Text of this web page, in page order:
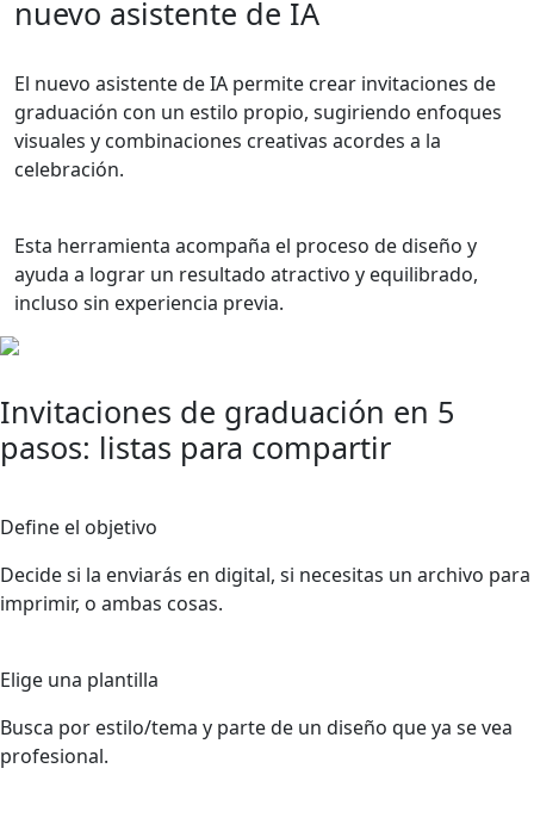
nuevo asistente de IA
El nuevo asistente de IA permite crear invitaciones de
graduación con un estilo propio, sugiriendo enfoques
visuales y combinaciones creativas acordes a la
celebración.
Esta herramienta acompaña el proceso de diseño y
ayuda a lograr un resultado atractivo y equilibrado,
incluso sin experiencia previa.
Invitaciones de graduación en 5
pasos: listas para compartir
Define el objetivo
Decide si la enviarás en digital, si necesitas un archivo para
imprimir, o ambas cosas.
Elige una plantilla
Busca por estilo/tema y parte de un diseño que ya se vea
profesional.